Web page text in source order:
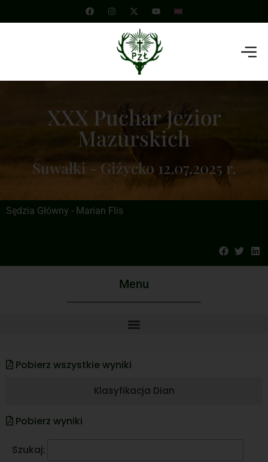
XXX Puchar Jezior
Mazurskich
Suwałki - Giżycko 12.07.2025 r.
Sędzia Główny - Marian Flis
Menu
Pobierz wszystkie wyniki
Klasyfikacja Dian
Pobierz wyniki
Szukaj: